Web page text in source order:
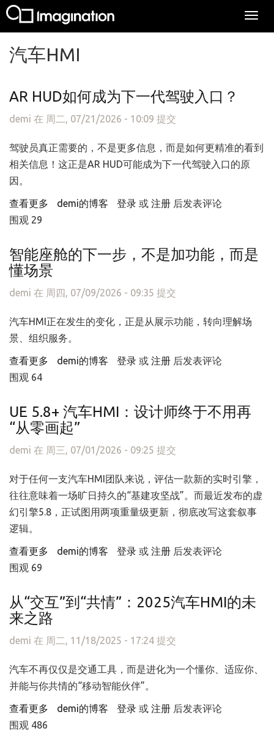
汽车HMI
AR HUD如何成为下一代驾驶入口？
demi 在 周二, 07/21/2026 - 10:09 提交
驾驶员真正需要的，不是更多信息，而是如何更精准的看到
相关信息！这正是AR HUD可能成为下一代驾驶入口的原
因。
查看更多 about AR HUD如何成为下一代驾驶入口？
demi的博客 登录 或 注册 后发表评论
围观 29
智能座舱的下一步，不是加功能，而是
懂场景
demi 在 周四, 07/09/2026 - 09:35 提交
汽车HMI正在发生的变化，正是从展示功能，转向理解场
景、组织服务。
查看更多 about 智能座舱的下一步，不是加功能，而是懂场景
demi的博客 登录 或 注册 后发表评论
围观 64
UE 5.8+ 汽车HMI：设计师终于不用再
“从零画起”
demi 在 周三, 07/01/2026 - 09:25 提交
对于任何一支汽车HMI团队来说，评估一款新的实时引擎，
往往意味着一场旷日持久的“基建攻坚战”。而最近发布的虚
幻引擎5.8，正试图用两项重量级更新，彻底改写这套叙事
逻辑。
查看更多 about UE 5.8+ 汽车HMI：设计师终于不用再“从零画
demi的博客 登录 或 注册 后发表评论
围观 69
从“交互”到“共情”：2025汽车HMI的未
来之路
demi 在 周二, 11/18/2025 - 17:24 提交
汽车不再仅仅是交通工具，而是进化为一个懂你、适应你、
并能与你共情的“移动智能伙伴”。
查看更多 about 从“交互”到“共情”：2025汽车HMI的未来之路
demi的博客 登录 或 注册 后发表评论
围观 486